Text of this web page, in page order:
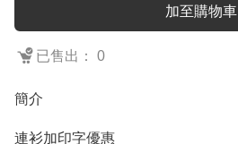
加至購物車
已售出： 0
簡介
連衫加印字優惠